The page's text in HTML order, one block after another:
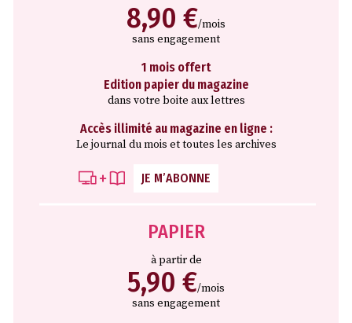
8,90 €/mois
sans engagement
1 mois offert
Edition papier du magazine
dans votre boite aux lettres
Accès illimité au magazine en ligne :
Le journal du mois et toutes les archives
JE M’ABONNE
PAPIER
à partir de
5,90 €/mois
sans engagement